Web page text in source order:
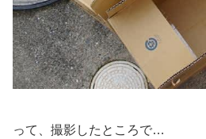
って、撮影したところで…